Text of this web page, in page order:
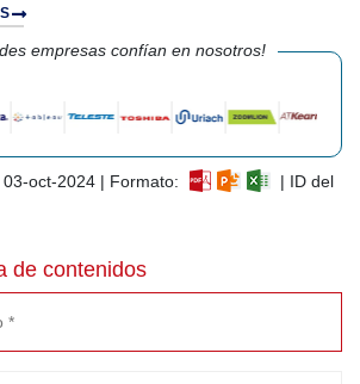
empresas confían en nosotros!
oct-2024 | Formato:
| ID del
de contenidos